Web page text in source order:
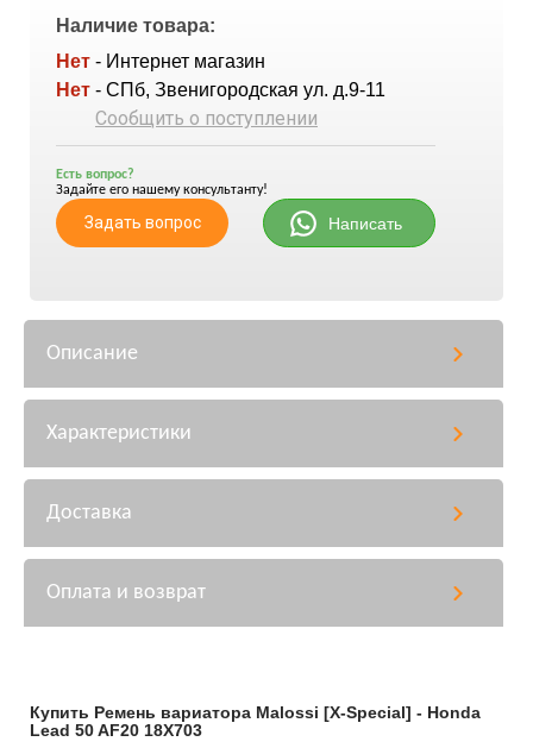
Наличие товара:
Нет - Интернет магазин
Нет - СПб, Звенигородская ул. д.9-11
Сообщить о поступлении
Есть вопрос?
Задайте его нашему консультанту!
Задать вопрос Написать
Описание
Характеристики
Доставка
Оплата и возврат
Купить Ремень вариатора Malossi [X-Special] - Honda
Lead 50 AF20 18X703